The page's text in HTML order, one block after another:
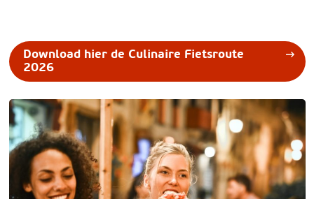
Download hier de Culinaire Fietsroute
2026